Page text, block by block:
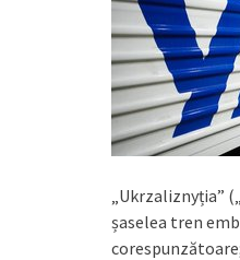
„Ukrzaliznyția”
șaselea tren